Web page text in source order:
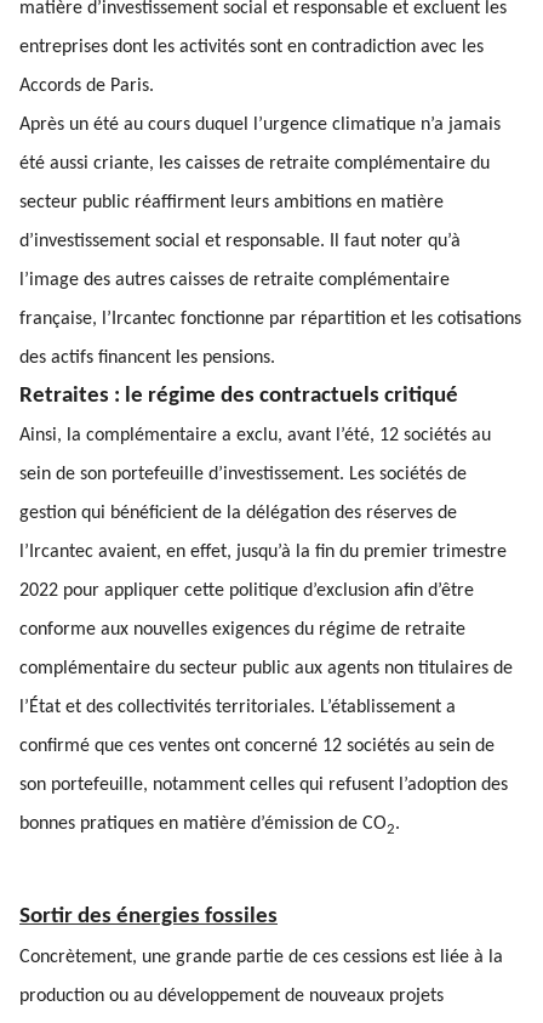
matière d’investissement social et responsable et excluent les
entreprises dont les activités sont en contradiction avec les
Accords de Paris.
Après un été au cours duquel l’urgence climatique n’a jamais
été aussi criante, les caisses de retraite complémentaire du
secteur public réaffirment leurs ambitions en matière
d’investissement social et responsable. Il faut noter qu’à
l’image des autres caisses de retraite complémentaire
française, l’Ircantec fonctionne par répartition et les cotisations
des actifs financent les pensions.
Retraites : le régime des contractuels critiqué
Ainsi, la complémentaire a exclu, avant l’été, 12 sociétés au
sein de son portefeuille d’investissement. Les sociétés de
gestion qui bénéficient de la délégation des réserves de
l’Ircantec avaient, en effet, jusqu’à la fin du premier trimestre
2022 pour appliquer cette politique d’exclusion afin d’être
conforme aux nouvelles exigences du régime de retraite
complémentaire du secteur public aux agents non titulaires de
l’État et des collectivités territoriales. L’établissement a
confirmé que ces ventes ont concerné 12 sociétés au sein de
son portefeuille, notamment celles qui refusent l’adoption des
bonnes pratiques en matière d’émission de CO2.
Sortir des énergies fossiles
Concrètement, une grande partie de ces cessions est liée à la
production ou au développement de nouveaux projets